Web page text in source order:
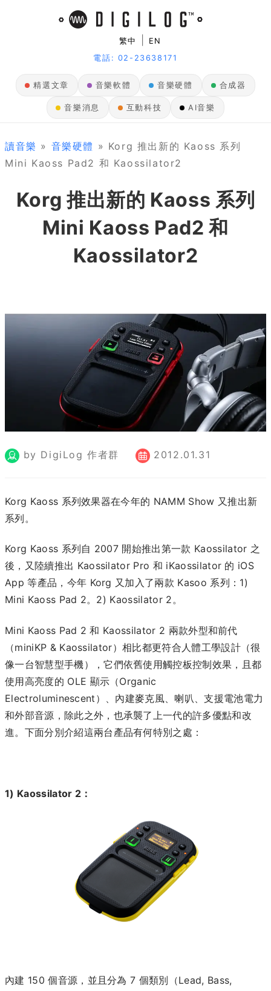
繁中
EN
電話: 02-23638171
精選文章 音樂軟體 音樂硬體 合成器
音樂消息 互動科技 AI音樂
讀音樂 » 音樂硬體 » Korg 推出新的 Kaoss 系列
Mini Kaoss Pad2 和 Kaossilator2
Korg 推出新的 Kaoss 系列
Mini Kaoss Pad2 和
Kaossilator2
by DigiLog 作者群 2012.01.31
Korg Kaoss 系列效果器在今年的 NAMM Show 又推出新
系列。
Korg Kaoss 系列自 2007 開始推出第一款 Kaossilator 之
後，又陸續推出 Kaossilator Pro 和 iKaossilator 的 iOS
App 等產品，今年 Korg 又加入了兩款 Kasoo 系列：1)
Mini Kaoss Pad 2。2) Kaossilator 2。
Mini Kaoss Pad 2 和 Kaossilator 2 兩款外型和前代
（miniKP & Kaossilator）相比都更符合人體工學設計（很
像一台智慧型手機），它們依舊使用觸控板控制效果，且都
使用高亮度的 OLE 顯示（Organic
Electroluminescent）、內建麥克風、喇叭、支援電池電力
和外部音源，除此之外，也承襲了上一代的許多優點和改
進。下面分別介紹這兩台產品有何特別之處：
1) Kaossilator 2：
內建 150 個音源，並且分為 7 個類別（Lead, Bass,